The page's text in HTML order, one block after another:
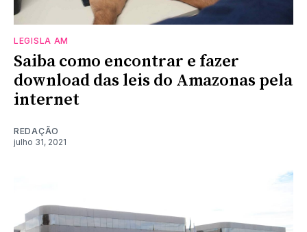
LEGISLA AM
Saiba como encontrar e fazer
download das leis do Amazonas pela
internet
REDAÇÃO
julho 31, 2021